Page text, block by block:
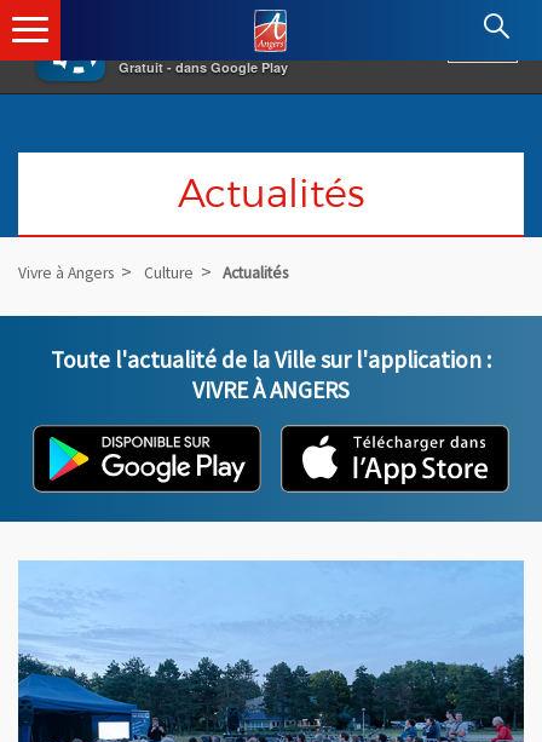
×
Gratuit - dans Google Play
Angers.fr : Retour à l'accueil
Actualités
Vivre à Angers Culture Actualités
Toute l'actualité de la Ville sur l'application :
VIVRE À ANGERS
L'application "Vivre à Angers" -
, Ouvre une nouvelle fenêtre ,